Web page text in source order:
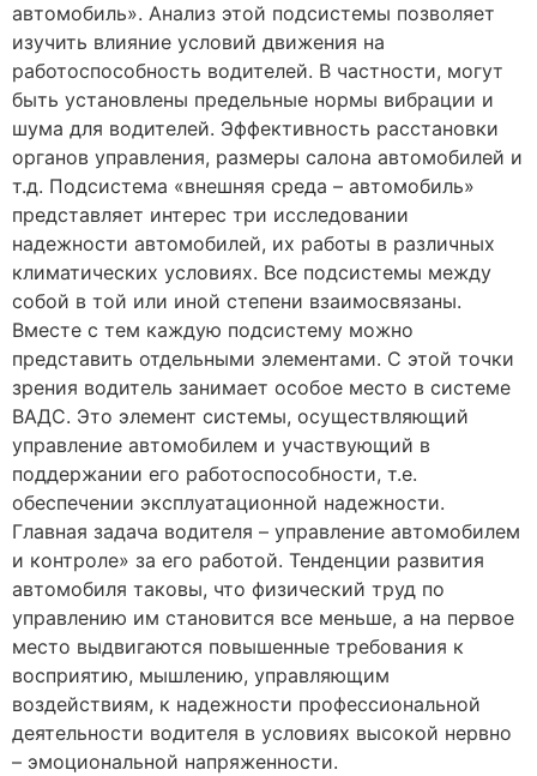
автомобиль». Анализ этой подсистемы позволяет
изучить влияние условий движения на
работоспособность водителей. В частности, могут
быть установлены предельные нормы вибрации и
шума для водителей. Эффективность расстановки
органов управления, размеры салона автомобилей и
т.д. Подсистема «внешняя среда – автомобиль»
представляет интерес три исследовании
надежности автомобилей, их работы в различных
климатических условиях. Все подсистемы между
собой в той или иной степени взаимосвязаны.
Вместе с тем каждую подсистему можно
представить отдельными элементами. С этой точки
зрения водитель занимает особое место в системе
ВАДС. Это элемент системы, осуществляющий
управление автомобилем и участвующий в
поддержании его работоспособности, т.е.
обеспечении эксплуатационной надежности.
Главная задача водителя – управление автомобилем
и контроле» за его работой. Тенденции развития
автомобиля таковы, что физический труд по
управлению им становится все меньше, а на первое
место выдвигаются повышенные требования к
восприятию, мышлению, управляющим
воздействиям, к надежности профессиональной
деятельности водителя в условиях высокой нервно
– эмоциональной напряженности.